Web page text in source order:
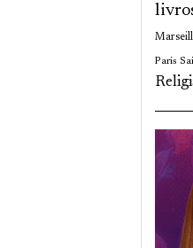
Paris